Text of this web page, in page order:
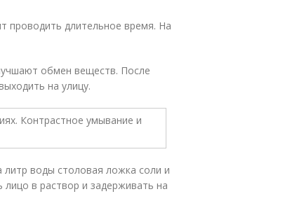
проводить длительное время. На
обмен веществ. После
на улицу.
воды столовая ложка соли и
в раствор и задерживать на